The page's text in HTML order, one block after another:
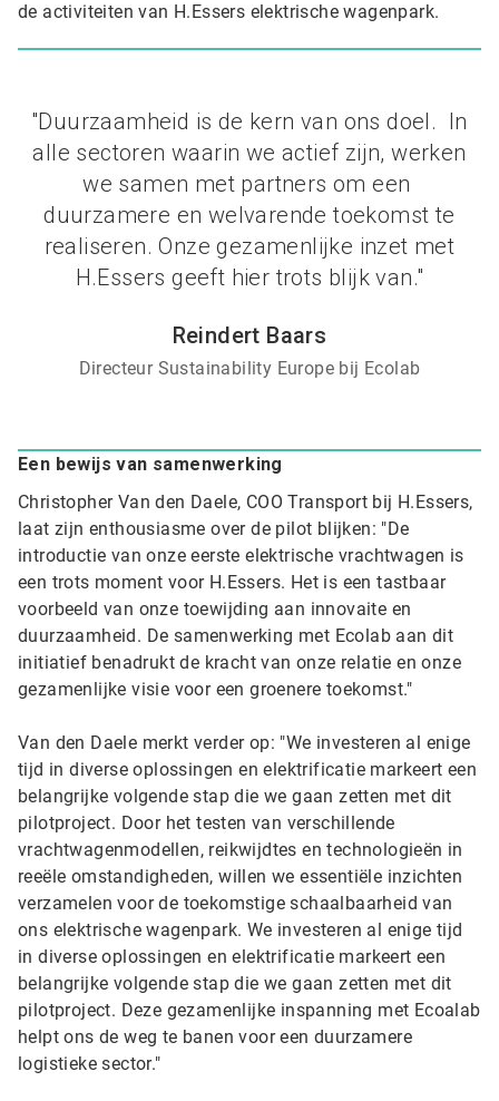
de activiteiten van H.Essers elektrische wagenpark.
"Duurzaamheid is de kern van ons doel. In
alle sectoren waarin we actief zijn, werken
we samen met partners om een ​​
duurzamere en welvarende toekomst te
realiseren. Onze gezamenlijke inzet met
H.Essers geeft hier trots blijk van."
Reindert Baars
Directeur Sustainability Europe bij Ecolab
Een bewijs van samenwerking
Christopher Van den Daele, COO Transport bij H.Essers,
laat zijn enthousiasme over de pilot blijken: "De
introductie van onze eerste elektrische vrachtwagen is
een trots moment voor H.Essers. Het is een tastbaar
voorbeeld van onze toewijding aan innovaite en
duurzaamheid. De samenwerking met Ecolab aan dit
initiatief benadrukt de kracht van onze relatie en onze
gezamenlijke visie voor een groenere toekomst."
Van den Daele merkt verder op: "We investeren al enige
tijd in diverse oplossingen en elektrificatie markeert een
belangrijke volgende stap die we gaan zetten met dit
pilotproject. Door het testen van verschillende
vrachtwagenmodellen, reikwijdtes en technologieën in
reeële omstandigheden, willen we essentiële inzichten
verzamelen voor de toekomstige schaalbaarheid van
ons elektrische wagenpark. We investeren al enige tijd
in diverse oplossingen en elektrificatie markeert een
belangrijke volgende stap die we gaan zetten met dit
pilotproject. Deze gezamenlijke inspanning met Ecoalab
helpt ons de weg te banen voor een duurzamere
logistieke sector."